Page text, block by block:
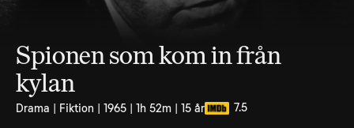
Spionen som kom in från
kylan
Drama | Fiktion | 1965 | 1h 52m | 15 år 7.5